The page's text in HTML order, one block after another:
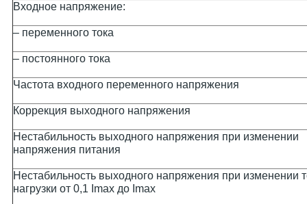
Входное напряжение:
– переменного тока
– постоянного тока
Частота входного переменного напряжения
Коррекция выходного напряжения
Нестабильность выходного напряжения при изменении
напряжения питания
Нестабильность выходного напряжения при изменении
нагрузки от 0,1 Imax до Imax